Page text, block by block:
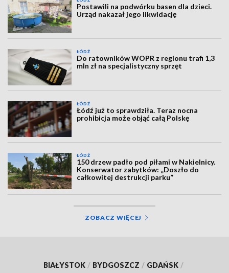
Postawili na podwórku basen dla dzieci.
Urząd nakazał jego likwidację
ŁÓDŹ
Do ratowników WOPR z regionu trafi 1,3
mln zł na specjalistyczny sprzęt
ŁÓDŹ
Łódź już to sprawdziła. Teraz nocna
prohibicja może objąć całą Polskę
ŁÓDŹ
150 drzew padło pod piłami w Nakielnicy.
Konserwator zabytków: „Doszło do
całkowitej destrukcji parku”
ZOBACZ WIĘCEJ
BIAŁYSTOK / BYDGOSZCZ / GDAŃSK /